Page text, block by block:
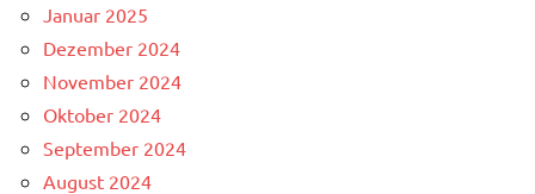
Januar 2025
Dezember 2024
November 2024
Oktober 2024
September 2024
August 2024